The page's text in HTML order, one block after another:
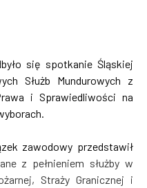
się spotkanie Śląskiej
Służb Mundurowych z
i Sprawiedliwości na
zawodowy przedstawił
z pełnieniem służby w
Straży Granicznej i